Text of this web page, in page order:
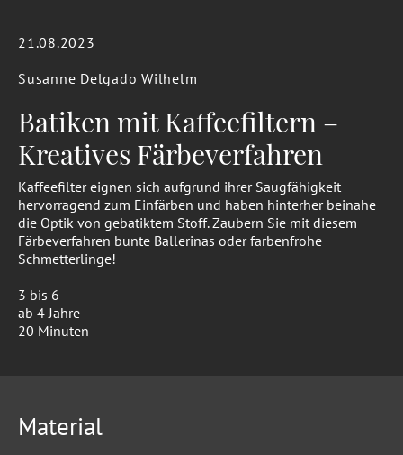
21.08.2023
Susanne Delgado Wilhelm
Batiken mit Kaffeefiltern –
Kreatives Färbeverfahren
Kaffeefilter eignen sich aufgrund ihrer Saugfähigkeit
hervorragend zum Einfärben und haben hinterher beinahe
die Optik von gebatiktem Stoff. Zaubern Sie mit diesem
Färbeverfahren bunte Ballerinas oder farbenfrohe
Schmetterlinge!
3 bis 6
ab 4 Jahre
20 Minuten
Material